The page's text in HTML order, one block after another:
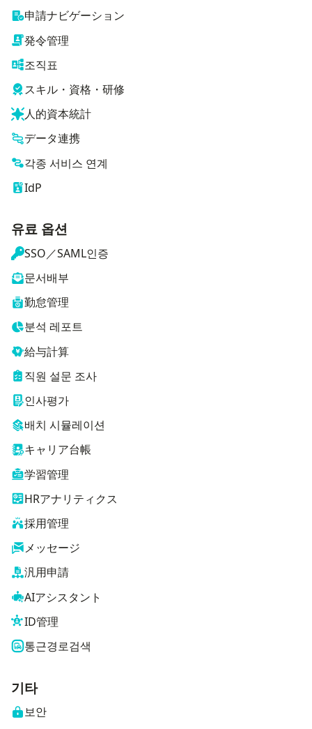
申請ナビゲーション
発令管理
조직표
スキル・資格・研修
人的資本統計
データ連携
각종 서비스 연계
IdP
유료 옵션
SSO／SAML인증
문서배부
勤怠管理
분석 레포트
給与計算
직원 설문 조사
인사평가
배치 시뮬레이션
キャリア台帳
学習管理
HRアナリティクス
採用管理
メッセージ
汎用申請
AIアシスタント
ID管理
통근경로검색
기타
보안